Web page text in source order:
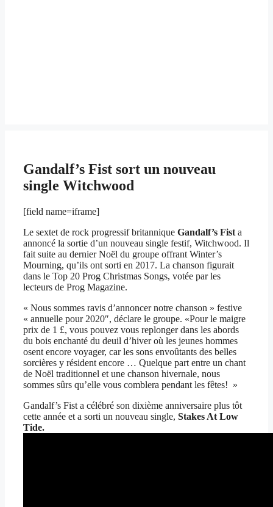
Gandalf’s Fist sort un nouveau
single Witchwood
[field name=iframe]
Le sextet de rock progressif britannique Gandalf’s Fist a
annoncé la sortie d’un nouveau single festif, Witchwood. Il
fait suite au dernier Noël du groupe offrant Winter’s
Mourning, qu’ils ont sorti en 2017. La chanson figurait
dans le Top 20 Prog Christmas Songs, votée par les
lecteurs de Prog Magazine.
« Nous sommes ravis d’annoncer notre chanson » festive
« annuelle pour 2020″, déclare le groupe. «Pour le maigre
prix de 1 £, vous pouvez vous replonger dans les abords
du bois enchanté du deuil d’hiver où les jeunes hommes
osent encore voyager, car les sons envoûtants des belles
sorcières y résident encore … Quelque part entre un chant
de Noël traditionnel et une chanson hivernale, nous
sommes sûrs qu’elle vous comblera pendant les fêtes! »
Gandalf’s Fist a célébré son dixième anniversaire plus tôt
cette année et a sorti un nouveau single, Stakes At Low
Tide.